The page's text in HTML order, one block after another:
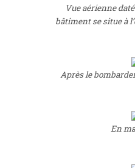
Vue aérienne
bâtiment se situe à
Après le
En